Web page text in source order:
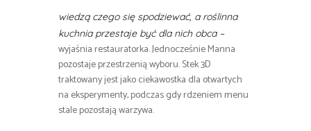
wiedzą czego się spodziewać, a roślinna
kuchnia przestaje być dla nich obca –
wyjaśnia restauratorka. Jednocześnie Manna
pozostaje przestrzenią wyboru. Stek 3D
traktowany jest jako ciekawostka dla otwartych
na eksperymenty, podczas gdy rdzeniem menu
stale pozostają warzywa.